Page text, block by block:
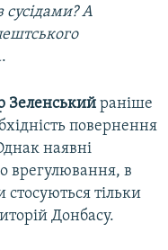
А
Зеленський раніше
повернення
наявні
врегулювання, в
тільки
Донбасу.